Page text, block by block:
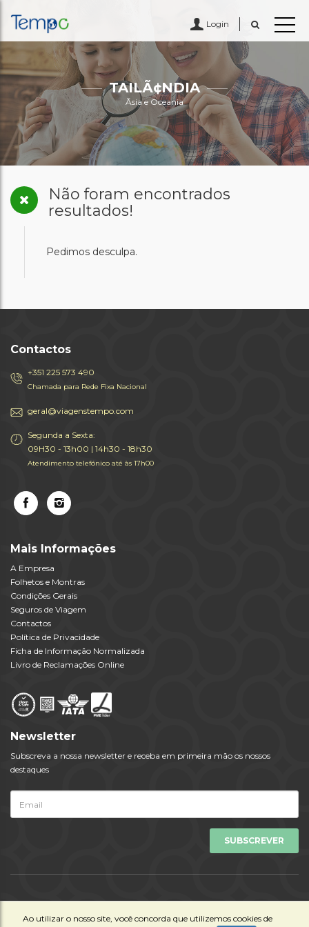
Login
TAILÃ¢NDIA
Ãsia e Oceania
Não foram encontrados
resultados!
Pedimos desculpa.
Contactos
+351 225 573 490
Chamada para Rede Fixa Nacional
geral@viagenstempo.com
Segunda a Sexta:
09H30 - 13h00 | 14h30 - 18h30
Atendimento telefónico até às 17h00
Mais Informações
A Empresa
Folhetos e Montras
Condições Gerais
Seguros de Viagem
Contactos
Política de Privacidade
Ficha de Informação Normalizada
Livro de Reclamações Online
Newsletter
Subscreva a nossa newsletter e receba em primeira mão os nossos
destaques
Todos os Direitos Reservados © Viagens Tempo 2023 | Powered by
Ao utilizar o nosso site, você concorda que utilizemos cookies de